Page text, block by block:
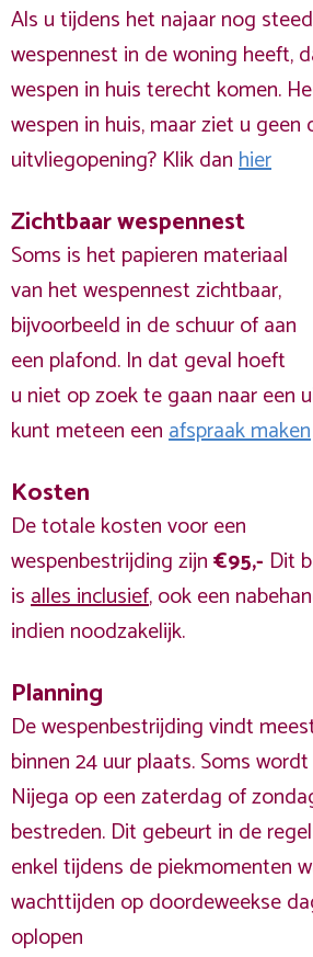
Als u tijdens het najaar nog
wespennest in de woning heeft,
wespen in huis terecht komen.
wespen in huis, maar ziet u geen
uitvliegopening? Klik danhier
Zichtbaar wespennest
Soms is het papieren materiaal
van het wespennest zichtbaar,
bijvoorbeeld in de schuur of aan
een plafond. In dat geval hoeft
u niet op zoek te gaan naar een
kunt meteen eenafspraak maken
Kosten
De totale kosten voor een
wespenbestrijding zijn€95,- Dit
isalles inclusief, ook een
indien noodzakelijk.
Planning
De wespenbestrijding vindt
binnen 24 uur plaats. Soms
Nijega op een zaterdag of
bestreden. Dit gebeurt in de regel
enkel tijdens de piekmomenten
wachttijden op doordeweekse
oplopen